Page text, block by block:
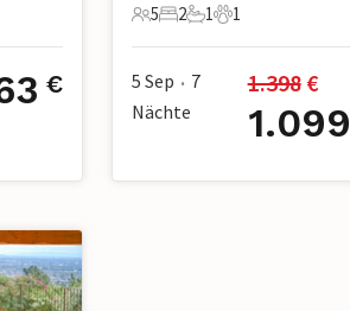
€
5 Gäste
5
2 Schlafzimmer
2
1 Badezimmer
1
1 Haustier
1
5 Sep • 7
Nächte
1.398 €
1.099